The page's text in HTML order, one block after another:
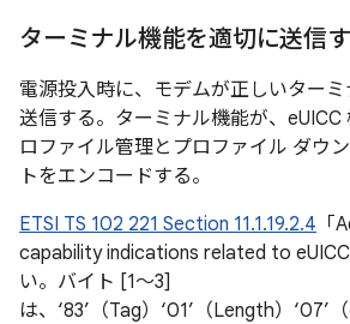
ターミナル機能を適切に送信
電源投入時に、モデムが正しいター
送信する。ターミナル機能が、eUICC
ロファイル管理とプロファイル ダウ
トをエンコードする。
ETSI TS 102 221 Section 11.1.19.2.4
capability indications related to
い。バイト [1〜3]
は、‘83’（Tag）‘01’（Length）‘07’